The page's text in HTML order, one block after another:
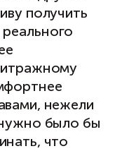
получить
нежели
было бы
что